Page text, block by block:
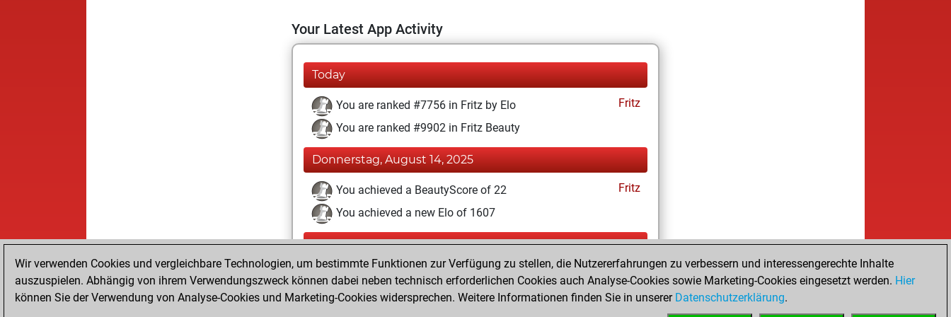
Your Latest App Activity
Today
You are ranked #7756 in Fritz by Elo
Fritz
You are ranked #9902 in Fritz Beauty
Donnerstag, August 14, 2025
You achieved a BeautyScore of 22
Fritz
You achieved a new Elo of 1607
Dienstag, Januar 11, 2022
You won against Fritz
Fritz
You created your Fritz account
Wir verwenden Cookies und vergleichbare Technologien, um bestimmte Funktionen zur Verfügung zu stellen, die Nutzererfahrungen zu verbessern und interessengerechte Inhalte
auszuspielen. Abhängig von ihrem Verwendungszweck können dabei neben technisch erforderlichen Cookies auch Analyse-Cookies sowie Marketing-Cookies eingesetzt werden. Hier
können Sie der Verwendung von Analyse-Cookies und Marketing-Cookies widersprechen. Weitere Informationen finden Sie in unserer Datenschutzerklärung.